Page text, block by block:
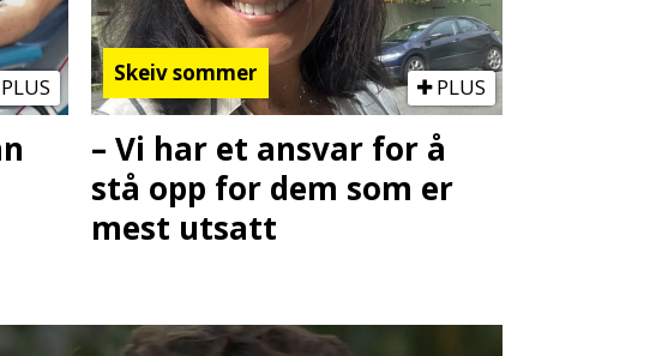
Skeiv sommer
PLUS
– Vi har et ansvar for å
stå opp for dem som er
mest utsatt